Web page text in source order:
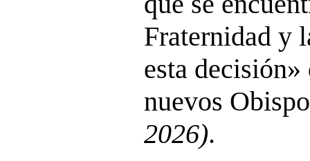
Fraternidad y
esta decisión»
nuevos
2026).